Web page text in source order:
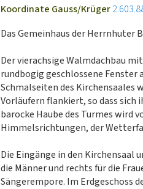
Koordinate Gauss/Krüger
Das Gemeinhaus der Herrnhuter
Der vierachsige Walmdachbau
rundbogig geschlossene Fenster
Schmalseiten des Kirchensaales
Vorläufern flankiert, so dass sich
barocke Haube des Turmes wird
Himmelsrichtungen, der
Die Eingänge in den Kirchensaal
die Männer und rechts für die
Sängerempore. Im Erdgeschoss